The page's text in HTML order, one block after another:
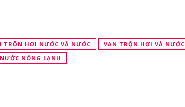
TRỘN HƠI NƯỚC VÀ NƯỚC
VAN TRỘN HƠI VÀ NƯỚC
NÓNG LẠNH